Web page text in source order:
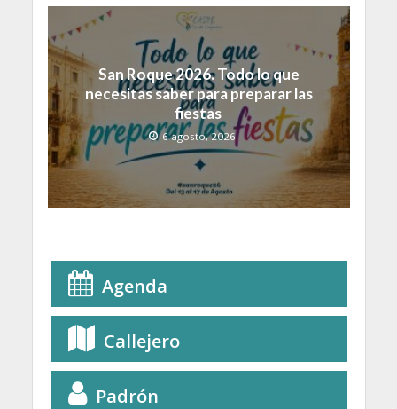
San Roque 2026. Todo lo que
necesitas saber para preparar las
fiestas
6 agosto, 2026
Agenda
Callejero
Padrón